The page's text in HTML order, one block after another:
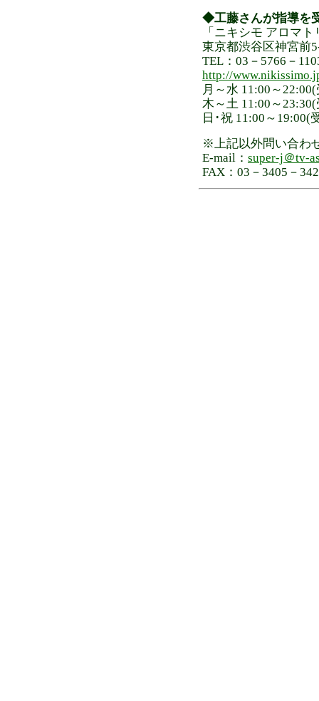
◆工藤さんが指導を
「ニキシモ アロマ
東京都渋谷区神宮前
TEL：03－5766－
http://
月～水 11:00～
木～土 11:00～
日･祝 11:00～19:00(
※上記以外問い合わ
E-mail： super-j＠tv-
FAX：03－3405－